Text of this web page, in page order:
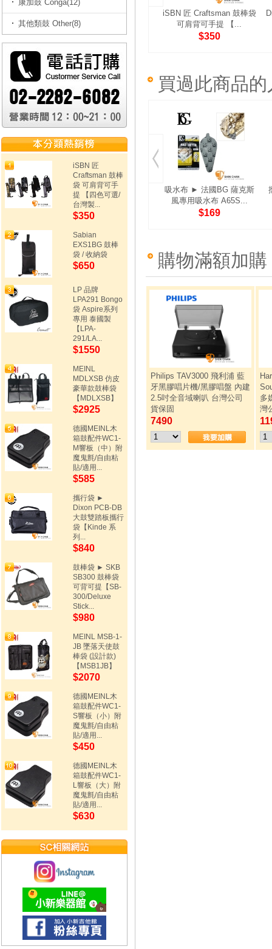
康加鼓 Conga(12)
其他類鼓 Other(8)
iSBN 匠
Craftsman 鼓棒
袋 可肩背可手
提 【四色可選/
台灣製...
$350
Sabian
EXS1BG 鼓棒
袋 / 收納袋
$650
LP 品牌
LPA291 Bongo
袋 Aspire系列
專用 泰國製
【LPA-
291/LA...
$1550
MEINL
MDLXSB 仿皮
豪華款鼓棒袋
【MDLXSB】
$2925
德國MEINL木
箱鼓配件WC1-
M響板（中）附
魔鬼氈/自由粘
貼/適用...
$585
攜行袋 ►
Dixon PCB-DB
大鼓雙踏板攜行
袋【Kinde 系
列...
$840
鼓棒袋 ► SKB
SB300 鼓棒袋
可背可提【SB-
300/Deluxe
Stick...
$980
MEINL MSB-1-
JB 墜落天使鼓
棒袋 (設計款)
【MSB1JB】
$2070
德國MEINL木
箱鼓配件WC1-
S響板（小）附
魔鬼氈/自由粘
貼/適用...
$450
德國MEINL木
箱鼓配件WC1-
L響板（大）附
魔鬼氈/自由粘
貼/適用...
$630
iSBN 匠 Craftsman 鼓棒袋
可肩背可手提 【...
$350
買過此商品
吸水布 ► 法國BG 薩克斯
風專用吸水布 A65S...
$169
購物滿額加
Philips TAV3000 飛利浦 藍
牙黑膠唱片機/黑膠唱盤 內建
2.5吋全音域喇叭 台灣公司
貨保固
7490
多
灣